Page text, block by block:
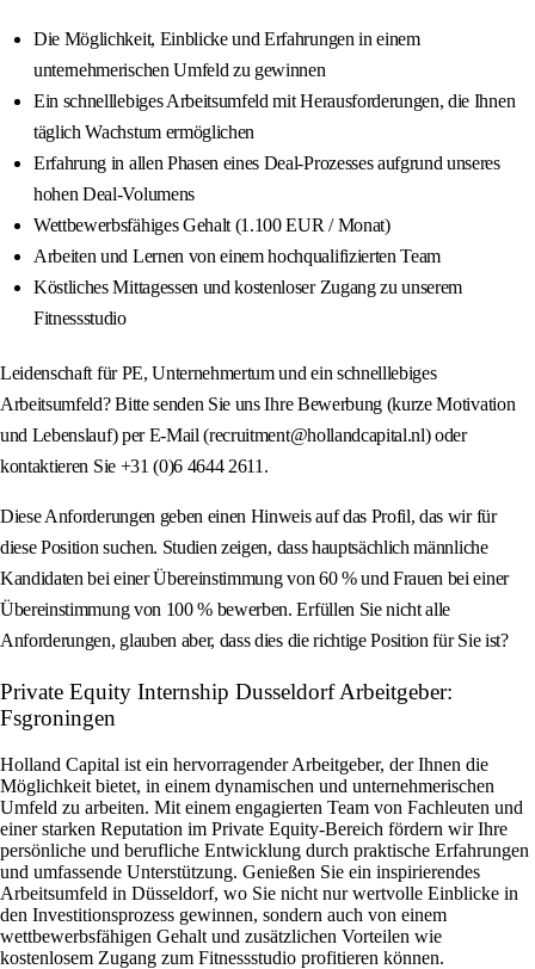
Die Möglichkeit, Einblicke und Erfahrungen in einem
unternehmerischen Umfeld zu gewinnen
Ein schnelllebiges Arbeitsumfeld mit Herausforderungen, die Ihnen
täglich Wachstum ermöglichen
Erfahrung in allen Phasen eines Deal-Prozesses aufgrund unseres
hohen Deal-Volumens
Wettbewerbsfähiges Gehalt (1.100 EUR / Monat)
Arbeiten und Lernen von einem hochqualifizierten Team
Köstliches Mittagessen und kostenloser Zugang zu unserem
Fitnessstudio
Leidenschaft für PE, Unternehmertum und ein schnelllebiges
Arbeitsumfeld? Bitte senden Sie uns Ihre Bewerbung (kurze Motivation
und Lebenslauf) per E-Mail (recruitment@hollandcapital.nl) oder
kontaktieren Sie +31 (0)6 4644 2611.
Diese Anforderungen geben einen Hinweis auf das Profil, das wir für
diese Position suchen. Studien zeigen, dass hauptsächlich männliche
Kandidaten bei einer Übereinstimmung von 60 % und Frauen bei einer
Übereinstimmung von 100 % bewerben. Erfüllen Sie nicht alle
Anforderungen, glauben aber, dass dies die richtige Position für Sie ist?
Private Equity Internship Dusseldorf Arbeitgeber:
Fsgroningen
Holland Capital ist ein hervorragender Arbeitgeber, der Ihnen die
Möglichkeit bietet, in einem dynamischen und unternehmerischen
Umfeld zu arbeiten. Mit einem engagierten Team von Fachleuten und
einer starken Reputation im Private Equity-Bereich fördern wir Ihre
persönliche und berufliche Entwicklung durch praktische Erfahrungen
und umfassende Unterstützung. Genießen Sie ein inspirierendes
Arbeitsumfeld in Düsseldorf, wo Sie nicht nur wertvolle Einblicke in
den Investitionsprozess gewinnen, sondern auch von einem
wettbewerbsfähigen Gehalt und zusätzlichen Vorteilen wie
kostenlosem Zugang zum Fitnessstudio profitieren können.